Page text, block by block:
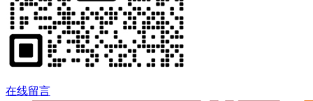
在线留言